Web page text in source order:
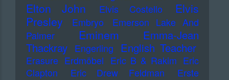
Elton John Elvis Costello
Elvis
Presley
Embryo
Emerson Lake And
Palmer
Eminem
Emma-Jean
Thackray
Engerling English Teacher
Erasure Erdmöbel Eric B & Rakim Eric
Clapton
Eric Drew Feldman
Erste